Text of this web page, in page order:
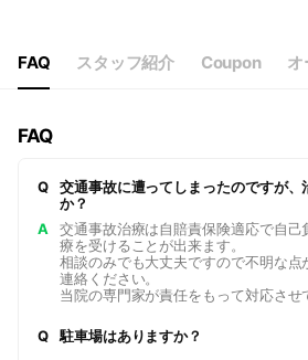
09:00 - 14:00
FAQ スタッフ紹介 Coupon オ
FAQ
Q
交通事故に遭ってしまったのですが、
か？
A
交通事故治療は自賠責保険適応で自己
療を受けることが出来ます。
相談のみでも大丈夫ですので不明な点
連絡ください。
当院の専門家が責任をもって対応させ
Q 駐車場はありますか？